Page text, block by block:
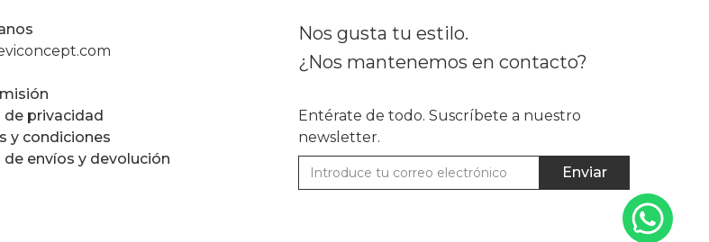
de privacidad
y condiciones
de envíos y devolución
Nos gusta tu estilo.
¿Nos mantenemos en contacto?
Entérate de todo. Suscríbete a nuestro
newsletter.
Enviar